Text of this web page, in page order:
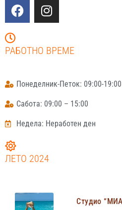
РАБОТНО ВРЕМЕ
Понеделник-Петок: 09:00-19:00
Сабота: 09:00 – 15:00
Недела: Неработен ден
ЛЕТО 2024
Студио